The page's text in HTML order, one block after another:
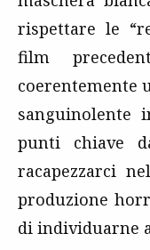
rispettare le
film
coerentemente
punti chiave
racapezzarci
produzione
di individuarne